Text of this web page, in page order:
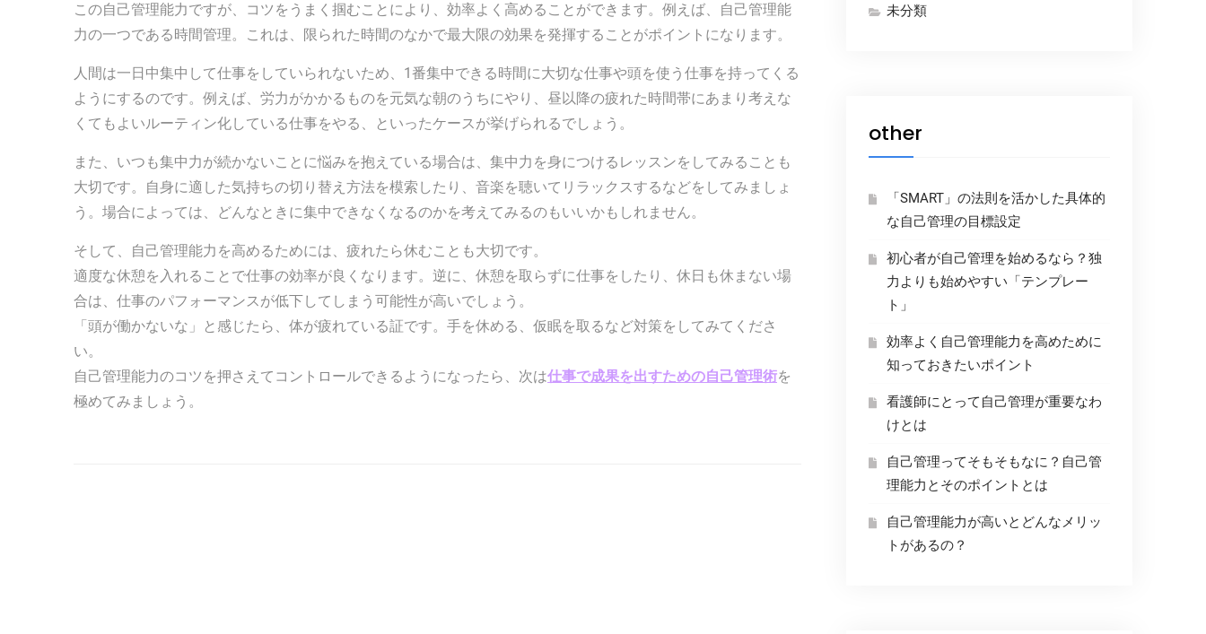
この自己管理能力ですが、コツをうまく掴むことにより、効率よく高めることができます。例えば、自己管理能
力の一つである時間管理。これは、限られた時間のなかで最大限の効果を発揮することがポイントになります。
人間は一日中集中して仕事をしていられないため、1番集中できる時間に大切な仕事や頭を使う仕事を持ってくる
ようにするのです。例えば、労力がかかるものを元気な朝のうちにやり、昼以降の疲れた時間帯にあまり考えな
くてもよいルーティン化している仕事をやる、といったケースが挙げられるでしょう。
また、いつも集中力が続かないことに悩みを抱えている場合は、集中力を身につけるレッスンをしてみることも
大切です。自身に適した気持ちの切り替え方法を模索したり、音楽を聴いてリラックスするなどをしてみましょ
う。場合によっては、どんなときに集中できなくなるのかを考えてみるのもいいかもしれません。
そして、自己管理能力を高めるためには、疲れたら休むことも大切です。
適度な休憩を入れることで仕事の効率が良くなります。逆に、休憩を取らずに仕事をしたり、休日も休まない場
合は、仕事のパフォーマンスが低下してしまう可能性が高いでしょう。
「頭が働かないな」と感じたら、体が疲れている証です。手を休める、仮眠を取るなど対策をしてみてくださ
い。
自己管理能力のコツを押さえてコントロールできるようになったら、次は仕事で成果を出すための自己管理術を
極めてみましょう。
未分類
other
「SMART」の法則を活かした具体的
な自己管理の目標設定
初心者が自己管理を始めるなら？独
力よりも始めやすい「テンプレー
ト」
効率よく自己管理能力を高めために
知っておきたいポイント
看護師にとって自己管理が重要なわ
けとは
自己管理ってそもそもなに？自己管
理能力とそのポイントとは
自己管理能力が高いとどんなメリッ
トがあるの？